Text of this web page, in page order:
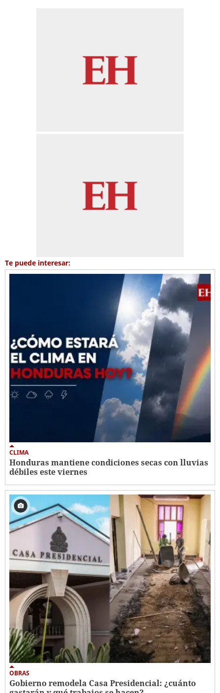
Te puede interesar:
CLIMA
Honduras mantiene condiciones secas con lluvias
débiles este viernes
OBRAS
Gobierno remodela Casa Presidencial: ¿cuánto